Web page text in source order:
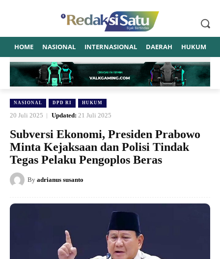
HOME NASIONAL INTERNASIONAL DAERAH HUKUM
NASIONAL DPD RI HUKUM
20 Juli 2025 Updated: 21 Juli 2025
Subversi Ekonomi, Presiden Prabowo
Minta Kejaksaan dan Polisi Tindak
Tegas Pelaku Pengoplos Beras
By adrianus susanto